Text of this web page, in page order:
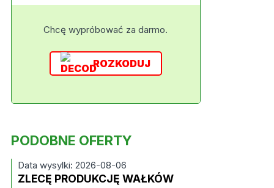
Chcę wypróbować za darmo.
ROZKODUJ
PODOBNE OFERTY
Data wysylki: 2026-08-06
ZLECĘ PRODUKCJĘ WAŁKÓW